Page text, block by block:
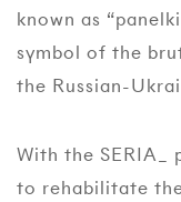
known as
symbol of the
the Russian-
With the
to rehabilitate